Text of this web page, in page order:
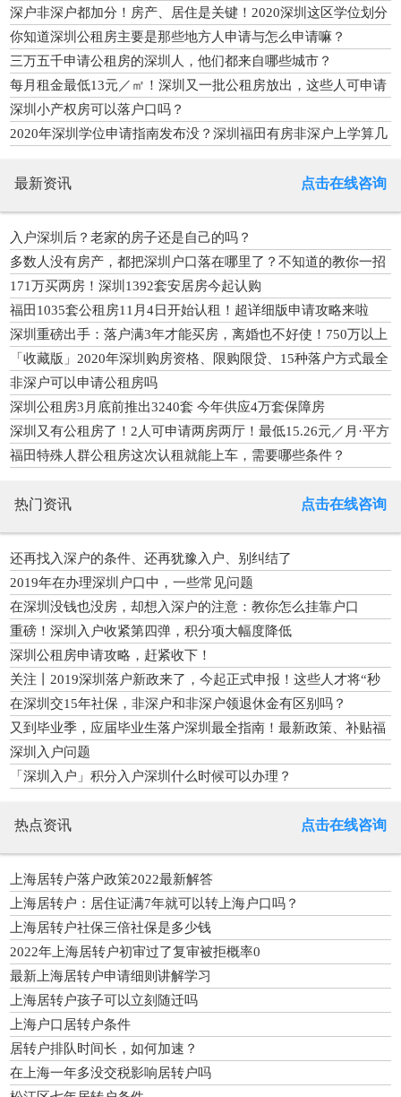
深户非深户都加分！房产、居住是关键！2020深圳这区学位划分
你知道深圳公租房主要是那些地方人申请与怎么申请嘛？
三万五千申请公租房的深圳人，他们都来自哪些城市？
每月租金最低13元／㎡！深圳又一批公租房放出，这些人可申请
深圳小产权房可以落户口吗？
2020年深圳学位申请指南发布没？深圳福田有房非深户上学算几
最新资讯 点击在线咨询
入户深圳后？老家的房子还是自己的吗？
多数人没有房产，都把深圳户口落在哪里了？不知道的教你一招
解决
171万买两房！深圳1392套安居房今起认购
福田1035套公租房11月4日开始认租！超详细版申请攻略来啦
深圳重磅出手：落户满3年才能买房，离婚也不好使！750万以上
缴豪宅税，这9大变化必须看……
「收藏版」2020年深圳购房资格、限购限贷、15种落户方式最全
汇总
非深户可以申请公租房吗
深圳公租房3月底前推出3240套 今年供应4万套保障房
深圳又有公租房了！2人可申请两房两厅！最低15.26元／月·平方
米
福田特殊人群公租房这次认租就能上车，需要哪些条件？
热门资讯 点击在线咨询
还再找入深户的条件、还再犹豫入户、别纠结了
2019年在办理深圳户口中，一些常见问题
在深圳没钱也没房，却想入深户的注意：教你怎么挂靠户口
重磅！深圳入户收紧第四弹，积分项大幅度降低
深圳公租房申请攻略，赶紧收下！
关注丨2019深圳落户新政来了，今起正式申报！这些人才将“秒
批”落户
在深圳交15年社保，非深户和非深户领退休金有区别吗？
又到毕业季，应届毕业生落户深圳最全指南！最新政策、补贴福
利
深圳入户问题
「深圳入户」积分入户深圳什么时候可以办理？
热点资讯 点击在线咨询
上海居转户落户政策2022最新解答
上海居转户：居住证满7年就可以转上海户口吗？
上海居转户社保三倍社保是多少钱
2022年上海居转户初审过了复审被拒概率0
最新上海居转户申请细则讲解学习
上海居转户孩子可以立刻随迁吗
上海户口居转户条件
居转户排队时间长，如何加速？
在上海一年多没交税影响居转户吗